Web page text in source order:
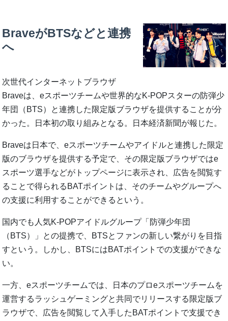
BraveがBTSなどと連携
へ
次世代インターネットブラウザ
Braveは、eスポーツチームや世界的なK-POPスターの防弾少
年団（BTS）と連携した限定版ブラウザを提供することが分
かった。日本初の取り組みとなる。日本経済新聞が報じた。
Braveは日本で、eスポーツチームやアイドルと連携した限定
版のブラウザを提供する予定で、その限定版ブラウザではe
スポーツ選手などがトップページに表示され、広告を閲覧す
ることで得られるBATポイントは、そのチームやグループへ
の支援に利用することができるという。
国内でも人気K-POPアイドルグループ「防弾少年団
（BTS）」との提携で、BTSとファンの新しい繋がりを目指
すという。しかし、BTSにはBATポイントでの支援ができな
い。
一方、eスポーツチームでは、日本のプロeスポーツチームを
運営するラッシュゲーミングと共同でリリースする限定版ブ
ラウザで、広告を閲覧して入手したBATポイントで支援でき